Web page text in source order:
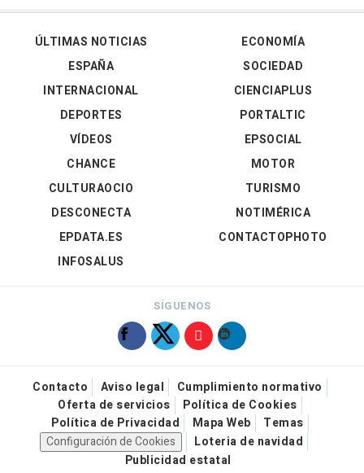
ÚLTIMAS NOTICIAS
ESPAÑA
INTERNACIONAL
DEPORTES
VÍDEOS
ECONOMÍA
SOCIEDAD
CIENCIAPLUS
PORTALTIC
EPSOCIAL
CHANCE
CULTURAOCIO
DESCONECTA
EPDATA.ES
INFOSALUS
MOTOR
TURISMO
NOTIMÉRICA
CONTACTOPHOTO
SÍGUENOS
Contacto Aviso legal
Cumplimiento normativo
Oferta de servicios
Política de Cookies
Política de Privacidad
Mapa Web
Temas
Configuración de Cookies
Loteria de navidad
Publicidad estatal